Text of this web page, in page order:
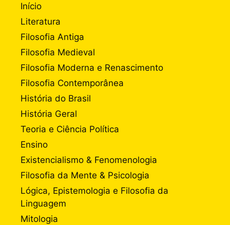
Início
Literatura
Filosofia Antiga
Filosofia Medieval
Filosofia Moderna e Renascimento
Filosofia Contemporânea
História do Brasil
História Geral
Teoria e Ciência Política
Ensino
Existencialismo & Fenomenologia
Filosofia da Mente & Psicologia
Lógica, Epistemologia e Filosofia da
Linguagem
Mitologia